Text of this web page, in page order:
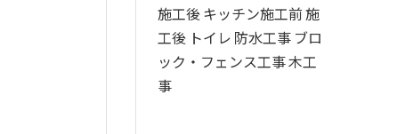
施工後 キッチン施工前 施
工後 トイレ 防水工事 ブロ
ック・フェンス工事 木工
事